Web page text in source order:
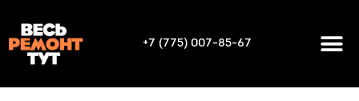
+7 (775) 007-85-67